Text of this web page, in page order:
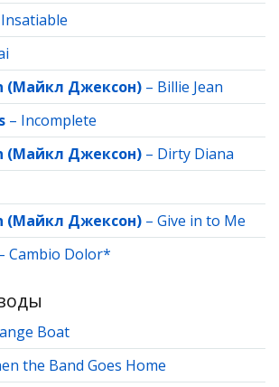
Insatiable
(Майкл Джексон) – Billie Jean
– Incomplete
(Майкл Джексон) – Dirty Diana
(Майкл Джексон) – Give in to Me
Cambio Dolor*
Boat
the Band Goes Home